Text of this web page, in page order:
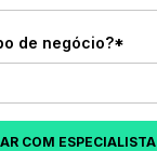
de negócio?*
COM ESPECIALISTA